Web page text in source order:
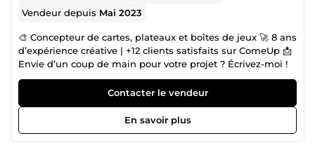
Vendeur depuis Mai 2023
🎨 Concepteur de cartes, plateaux et boîtes de jeux 🚀 8 ans
d’expérience créative | +12 clients satisfaits sur ComeUp 📩
Envie d’un coup de main pour votre projet ? Écrivez-moi !
Contacter le vendeur
En savoir plus